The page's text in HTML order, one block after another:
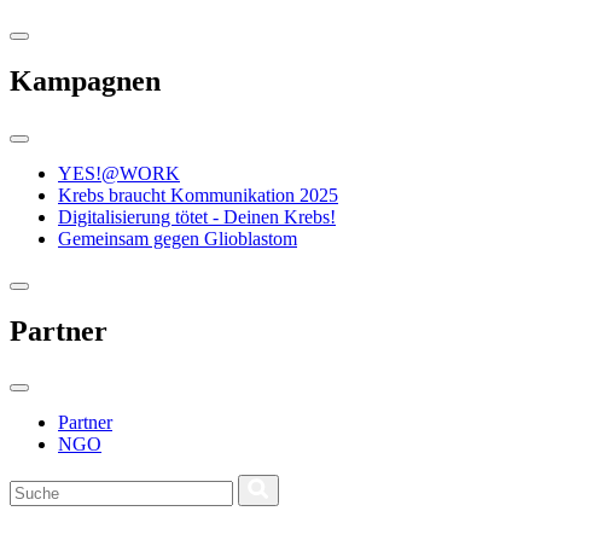
Kampagnen
YES!@WORK
Krebs braucht Kommunikation 2025
Digitalisierung tötet - Deinen Krebs!
Gemeinsam gegen Glioblastom
Partner
Partner
NGO